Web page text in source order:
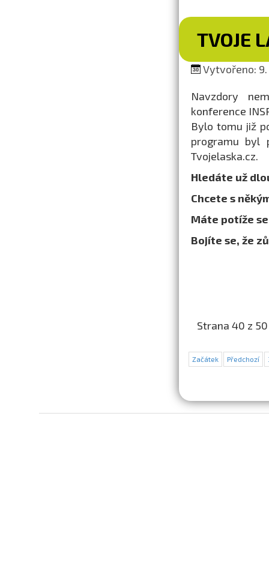
TVOJE
Vytvořeno: 9.
Navzdory
konference
Bylo tomu již
programu byl
Tvojelaska.cz.
Hledáte už
Chcete s
Máte potíže
Bojíte se, že
Strana 40 z 50
Začátek Předchozí